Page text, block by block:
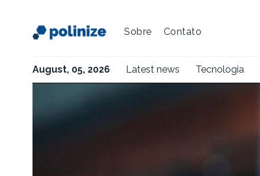
Sobre Contato
August, 05, 2026 Latest news Tecnologia